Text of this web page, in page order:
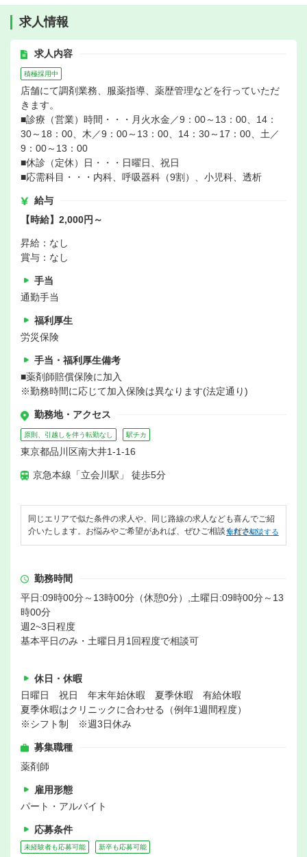
求人情報
求人内容
積極採用中
店舗にて調剤業務、服薬指導、薬歴管理などを行っていただ
きます。
■診療（営業）時間・・・月火水金／9：00～13：00、14：
30～18：00、木／9：00～13：00、14：30～17：00、土／
9：00～13：00
■休診（定休）日・・・日曜日、祝日
■応需科目・・・内科、呼吸器科（9割）、小児科、透析
給与
【時給】2,000円～
昇給：なし
賞与：なし
手当
通勤手当
福利厚生
労災保険
手当・福利厚生備考
■薬剤師賠償保険に加入
※勤務時間に応じて加入保険は異なります(法定通り)
勤務地・アクセス
原則、引越しを伴う転勤なし 駅チカ
東京都品川区南大井1-1-16
京急本線「立会川駅」 徒歩5分
同じエリアで似た条件の求人や、同じ路線の求人なども喜んでご紹
介いたします。お悩みやご希望があれば、ぜひご相談ください。
無料で相談する
勤務時間
平日:09時00分～13時00分（休憩0分）,土曜日:09時00分～13
時00分
週2~3日程度
基本平日のみ・土曜日月1回程度で相談可
休日・休暇
日曜日 祝日 年末年始休暇 夏季休暇 有給休暇
夏季休暇はクリニックに合わせる（例年1週間程度）
※シフト制 ※週3日休み
募集職種
薬剤師
雇用形態
パート・アルバイト
応募条件
未経験者も応募可能 新卒も応募可能